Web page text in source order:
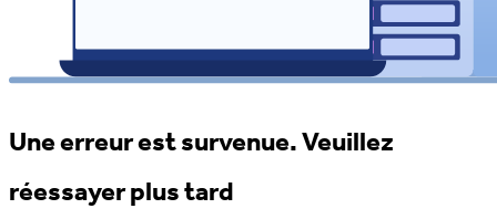
Une erreur est survenue. Veuillez
réessayer plus tard